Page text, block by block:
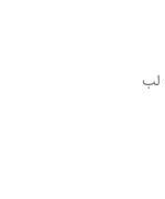
لب